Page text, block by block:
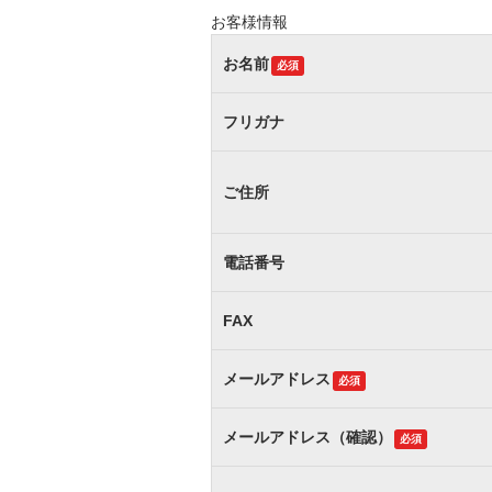
お客様情報
お名前 必須
フリガナ
ご住所
電話番号
FAX
メールアドレス 必須
メールアドレス（確認） 必須